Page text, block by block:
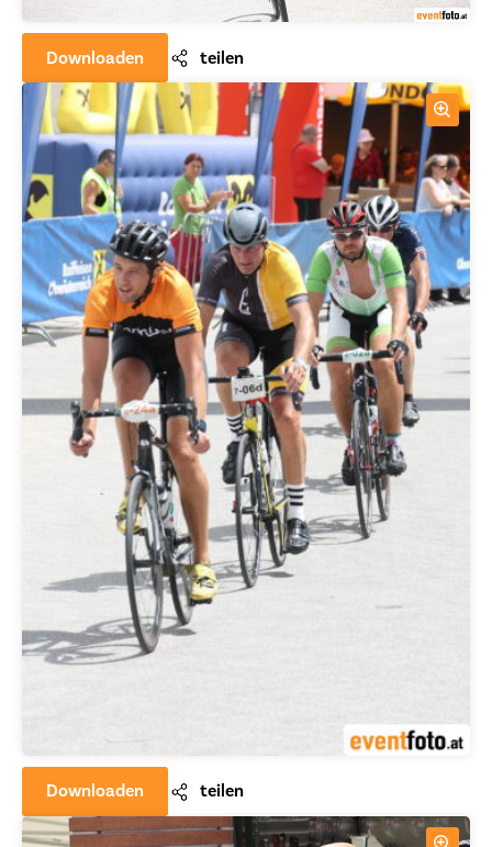
Downloaden teilen
Downloaden teilen